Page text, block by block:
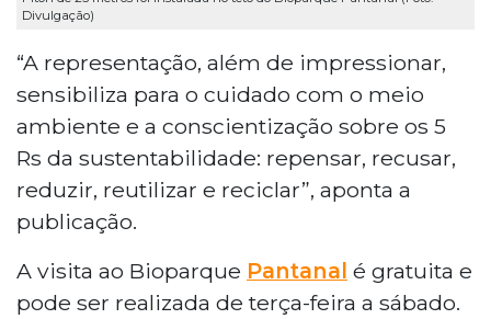
Divulgação)
“A representação, além de impressionar,
sensibiliza para o cuidado com o meio
ambiente e a conscientização sobre os 5
Rs da sustentabilidade: repensar, recusar,
reduzir, reutilizar e reciclar”, aponta a
publicação.
A visita ao Bioparque Pantanal é gratuita e
pode ser realizada de terça-feira a sábado.